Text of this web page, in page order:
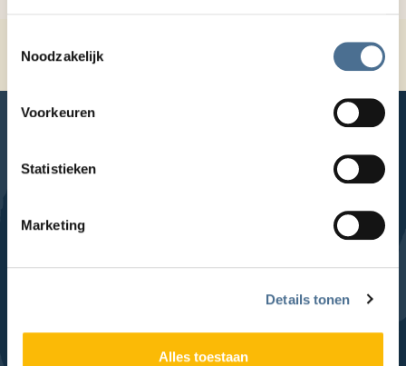
Noodzakelijk
Voorkeuren
Statistieken
Marketing
Details tonen
Alles toestaan
Praktijk onderzoek